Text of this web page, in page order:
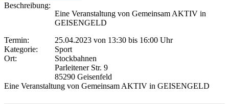
Beschreibung:
Eine Veranstaltung von Gemeinsam AKTIV in
GEISENGELD
Termin:
25.04.2023 von 13:30 bis 16:00 Uhr
Kategorie:
Sport
Ort:
Stockbahnen
Parleitener Str. 9
85290 Geisenfeld
Eine Veranstaltung von Gemeinsam AKTIV in GEISENGELD